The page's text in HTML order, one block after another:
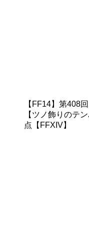
【FF14】第408
【ツノ飾りのテ
点【FFXIV】